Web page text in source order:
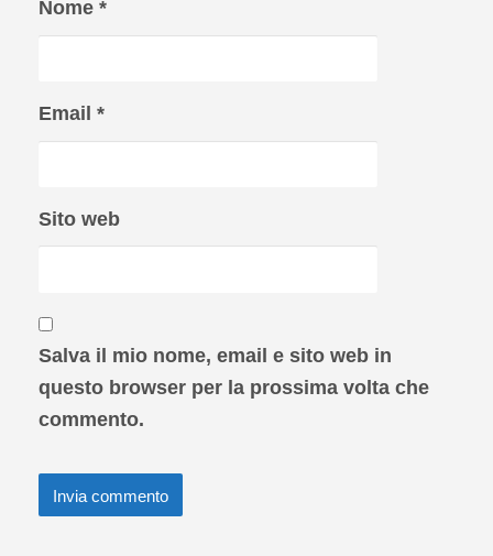
Nome *
Email *
Sito web
Salva il mio nome, email e sito web in
questo browser per la prossima volta che
commento.